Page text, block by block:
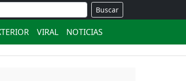
Buscar
VIRAL NOTICIAS